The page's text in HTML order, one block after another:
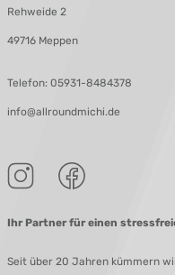
Rehweide 2
49716 Meppen
Telefon: 05931-8484378
info@allroundmichi.de
Ihr Partner für einen
Seit über 20 Jahren kümmern